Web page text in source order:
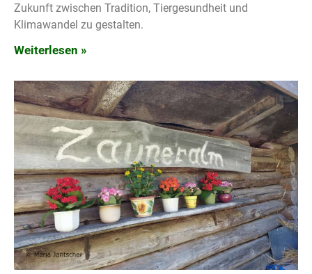
Zukunft zwischen Tradition, Tiergesundheit und
Klimawandel zu gestalten.
Weiterlesen »